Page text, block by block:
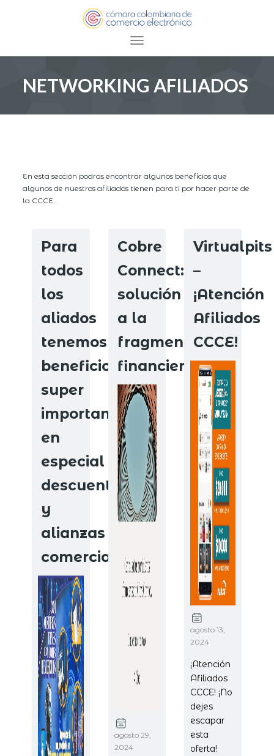
Toggle navigation
NETWORKING AFILIADOS
En esta sección podras encontrar algunos beneficios que
algunos de nuestros afiliados tienen para ti por hacer parte de
la CCCE.
Para
todos
los
aliados
tenemos
beneficios
super
importantes
en
especial
descuentos
y
alianzas
comerciales.
Cobre
Connect:
solución
a la
fragmentación
financiera
agosto 29,
2024
Virtualpits
–
¡Atención
Afiliados
CCCE!
agosto 13,
2024
¡Atención
Afiliados
CCCE! ¡No
dejes
escapar
esta
oferta!